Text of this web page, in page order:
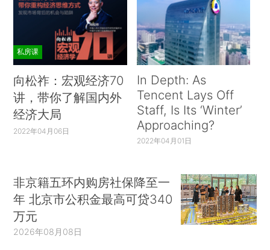
私房课
向松祚：宏观经济70
讲，带你了解国内外
经济大局
2022年04月06日
In Depth: As
Tencent Lays Off
Staff, Is Its ‘Winter’
Approaching?
2022年04月01日
非京籍五环内购房社保降至一
年 北京市公积金最高可贷340
万元
2026年08月08日